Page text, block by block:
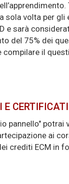
sola volta per gli
e sarà
del 75% dei
compilare il
CERTIFICATI
pannello"
ai
crediti ECM in